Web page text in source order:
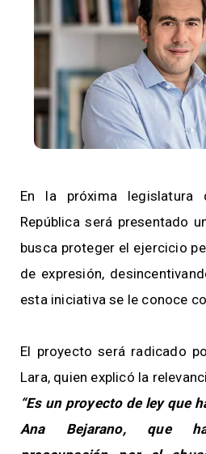
En la próxima legislatura
República será presentado
busca proteger el ejercicio
de expresión,
esta iniciativa se le conoce
El proyecto será radicado
Lara, quien explicó la
“Es un proyecto de ley que
Ana Bejarano, que